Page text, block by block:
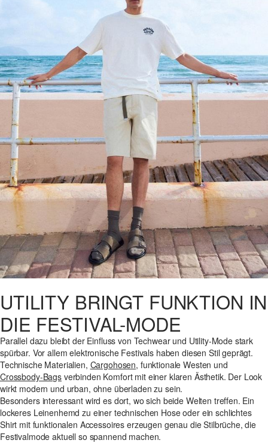
UTILITY BRINGT FUNKTION IN
DIE FESTIVAL-MODE
Parallel dazu bleibt der Einfluss von Techwear und Utility-Mode stark
spürbar. Vor allem elektronische Festivals haben diesen Stil geprägt.
Technische Materialien, Cargohosen, funktionale Westen und
Crossbody-Bagsverbinden Komfort mit einer klaren Ästhetik. Der Look
wirkt modern und urban, ohne überladen zu sein.
Besonders interessant wird es dort, wo sich beide Welten treffen. Ein
lockeres Leinenhemd zu einer technischen Hose oder ein schlichtes
Shirt mit funktionalen Accessoires erzeugen genau die Stilbrüche, die
Festivalmode aktuell so spannend machen.